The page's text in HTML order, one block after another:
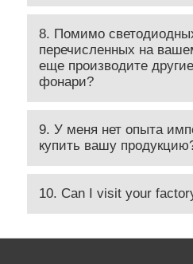
8. Помимо
перечисленных на
еще производите
фонари?
9. У меня нет опыта
купить вашу
10. Can I visit your